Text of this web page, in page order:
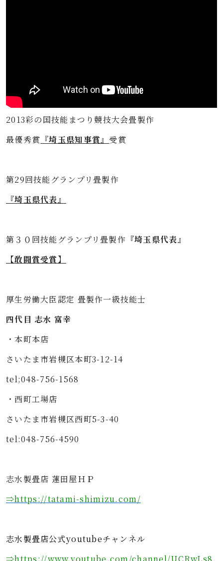
2013彩の国技能まつり競技大会畳製作
最優秀賞 『埼玉県知事賞』受賞
第29回技能グランプリ畳製作
『埼玉県代表』
第３０回技能グランプリ畳製作 『埼玉県代表』
【敢闘賞受賞】
厚生労働大臣認定 畳製作一級技能士
四代目 志水 富幸
・本町本店
さいたま市岩槻区本町3-12-14
tel;048-756-1568
・西町工場店
さいたま市岩槻区西町5-3-40
tel:048-756-4590
志水製畳店 蓮田屋ＨＰ
⇒https://tatami-shimizu.com/
志水製畳店公式youtubeチャンネル
⇒https://www.youtube.com/channel/UCRwLs8